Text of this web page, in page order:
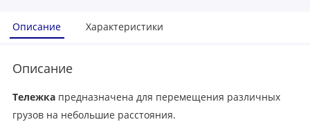
Описание Характеристики
Описание
Тележка предназначена для перемещения различных
грузов на небольшие расстояния.